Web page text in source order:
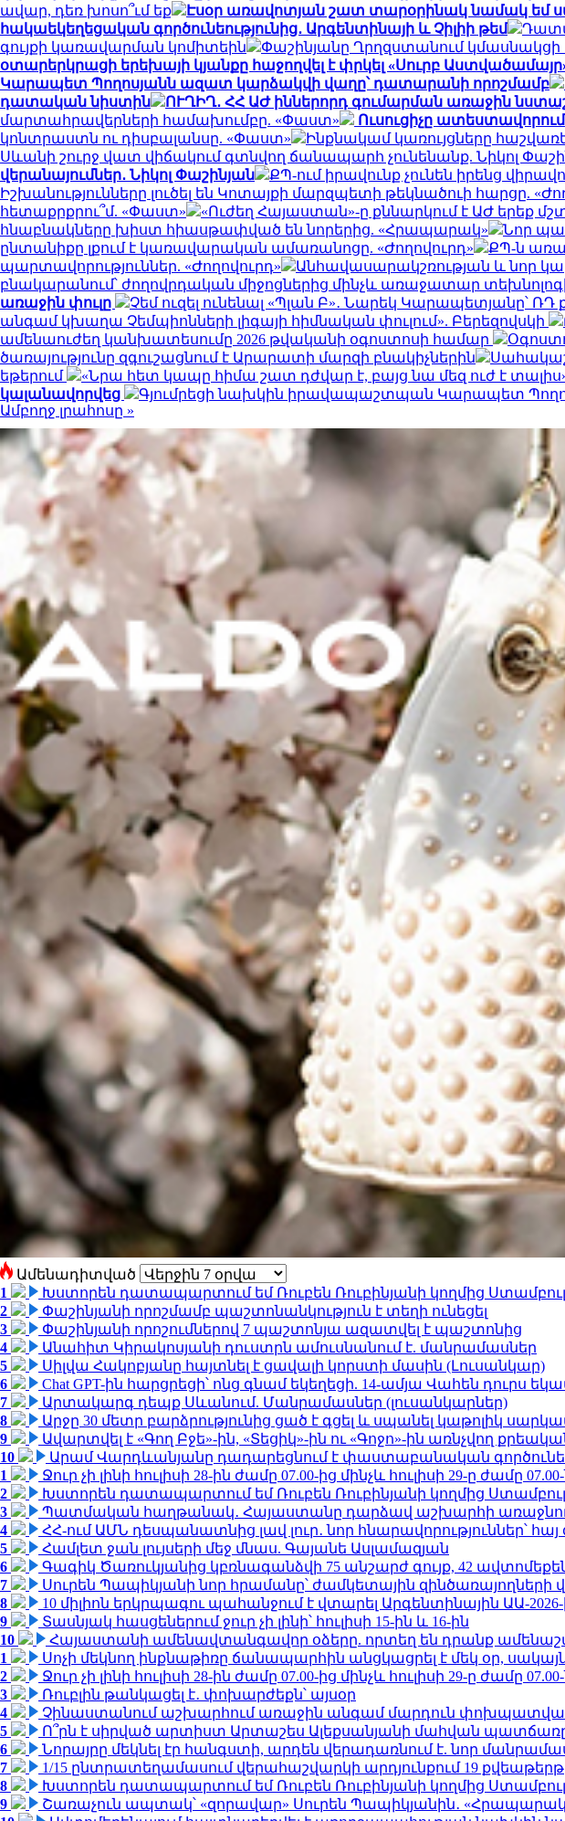
ավար, դեռ խոսո՞ւմ եք
Էսօր առավոտյան շատ տարօրինակ նամակ եմ
հակաեկեղեցական գործունեությունից․ Արգենտինայի և Չիլիի թեմ
գույքի կառավարման կոմիտեին
Փաշինյանը Ղրղզստանում
օտարերկրացի երեխայի կյանքը հաջողվել է փրկել «Սուրբ
Կարապետ Պողոսյանն ազատ կարձակվի վաղը՝ դատարանի որոշմամբ
դատական նիստին
ՈՒՂԻՂ․ ՀՀ ԱԺ իններորդ գումարման առաջին
մարտահրավերների համախումբը. «Փաստ»
Ուսուցիչը
կոնտրաստն ու դիսբալանսը. «Փաստ»
Ինքնակամ կառույցները
Սևանի շուրջ վատ վիճակում գտնվող ճանապարհ չունենանք. Նիկոլ
վերանայումներ․ Նիկոլ Փաշինյան
ՔՊ-ում իրավունք չունեն իրենց
Իշխանությունները լուծել են Կոտայքի մարզպետի թեկնածուի հարցը.
հետաքրքրու՞մ. «Փաստ»
«Ուժեղ Հայաստան»-ը քննարկում է ԱԺ երեք
հնաբնակները խիստ հիասթափված են նորերից. «Հրապարակ»
Նոր
ընտանիքը լքում է կառավարական ամառանոցը. «Ժողովուրդ»
ՔՊ-ն
պարտավորություններ. «Ժողովուրդ»
Անհավասարակշռության և նոր
բնակարանում՝ ժողովրդական միջոցներից մինչև առաջատար
առաջին փուլը
Չեմ ուզել ունենալ «Պլան Բ»․ Նարեկ Կարապետյանը՝ ՌԴ
անգամ կխաղա Չեմպիոնների լիգայի հիմնական փուլում». Բերեզովսկի
ամենաուժեղ կանխատեսումը 2026 թվականի օգոստոսի համար
ծառայությունը զգուշացնում է Արարատի մարզի բնակիչներին
եթերում
«Նրա հետ կապը հիմա շատ դժվար է, բայց նա մեզ ուժ է
կալանավորվեց
Գյումրեցի նախկին իրավապաշտպան Կարապետ
Ամբողջ լրահոսը »
Ամենադիտված
1
Խստորեն դատապարտում եմ Ռուբեն Ռուբինյանի կողմից
2
Փաշինյանի որոշմամբ պաշտոնանկություն է տեղի ունեցել
3
Փաշինյանի որոշումներով 7 պաշտոնյա ազատվել է պաշտոնից
4
Անահիտ Կիրակոսյանի դուստրն ամուսնանում է. մանրամասներ
5
Սիլվա Հակոբյանը հայտնել է ցավալի կորստի մասին (Լուսանկար)
6
Chat GPT-ին հարցրեցի՝ ոնց գնամ եկեղեցի. 14-ամյա Վահեն դուրս
7
Արտակարգ դեպք Սևանում. Մանրամասներ (լուսանկարներ)
8
Արջը 30 մետր բարձրությունից ցած է գցել և սպանել կաթոլիկ
9
Ավարտվել է «Գող Բջե»-ին, «Տեցիկ»-ին ու «Գոջո»-ին առնչվող
10
Արամ Վարդևանյանը դադարեցնում է փաստաբանական
1
Ջուր չի լինի հուլիսի 28-ին ժամը 07.00-ից մինչև հուլիսի 29-ը ժամը
2
Խստորեն դատապարտում եմ Ռուբեն Ռուբինյանի կողմից
3
Պատմական հաղթանակ․ Հայաստանը դարձավ աշխարհի
4
ՀՀ-ում ԱՄՆ դեսպանատնից լավ լուր․ նոր հնարավորություններ՝
5
Համլետ ջան լույսերի մեջ մնաս. Գայանե Ասլամազյան
6
Գագիկ Ծառուկյանից կբռնագանձվի 75 անշարժ գույք, 42
7
Սուրեն Պապիկյանի նոր հրամանը՝ ժամկետային զինծառայողների
8
10 միլիոն երկրպագու պահանջում է վտարել Արգենտինային ԱԱ-2026-
9
Տասնյակ հասցեներում ջուր չի լինի՝ հուլիսի 15-ին և 16-ին
10
Հայաստանի ամենավտանգավոր օձերը. որտեղ են դրանք
1
Սոչի մեկնող ինքնաթիռը ճանապարհին անցկացրել է մեկ օր,
2
Ջուր չի լինի հուլիսի 28-ին ժամը 07.00-ից մինչև հուլիսի 29-ը ժամը
3
Ռուբլին թանկացել է․ փոխարժեքն՝ այսօր
4
Չինաստանում աշխարհում առաջին անգամ մարդուն
5
Ո՞րն է սիրված արտիստ Արտաշես Ալեքսանյանի մահվան
6
Նորայրը մեկնել էր հանգստի, արդեն վերադառնում է. նոր
7
1/15 ընտրատեղամասում վերահաշվարկի արդյունքում 19
8
Խստորեն դատապարտում եմ Ռուբեն Ռուբինյանի կողմից
9
Շառաչուն ապտակ՝ «զորավար» Սուրեն Պապիկյանին․